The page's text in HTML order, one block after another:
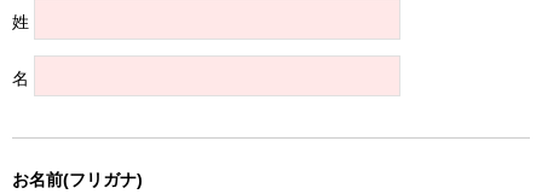
姓
名
お名前(フリガナ)